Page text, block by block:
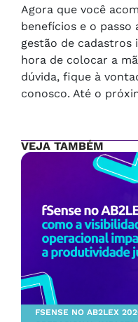
Agora que você
benefícios e o passo
gestão de cadastros
hora de colocar a
dúvida, fique à
conosco. Até o
VEJA TAMBÉM
FSENSE NO AB2LEX